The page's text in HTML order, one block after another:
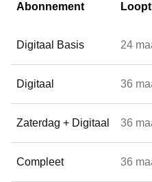
Abonnement
Digitaal Basis 24
Digitaal 36
Zaterdag + Digitaal 36
Compleet 36